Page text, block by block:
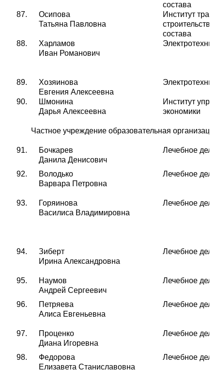
состава
87.
Осипова
Татьяна Павловна
Институт
состава
88.
Харламов
Иван Романович
89.
Хозяинова
Евгения Алексеевна
90.
Шмонина
Дарья Алексеевна
Институт
экономики
Частное учреждение образовательная
91.
Бочкарев
Данила Денисович
Лечебное дело
92.
Володько
Варвара Петровна
Лечебное дело
93.
Горяинова
Василиса Владимировна
Лечебное дело
94.
Зиберт
Ирина Александровна
Лечебное дело
95.
Наумов
Андрей Сергеевич
Лечебное дело
96.
Петряева
Алиса Евгеньевна
Лечебное дело
97.
Проценко
Диана Игоревна
Лечебное дело
98.
Федорова
Елизавета Станиславовна
Лечебное дело